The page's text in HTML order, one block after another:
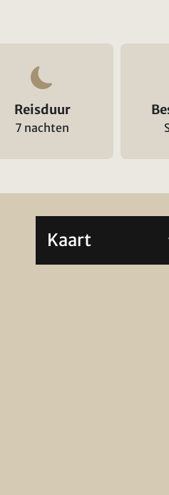
Reisduur
7 nachten
Kaart